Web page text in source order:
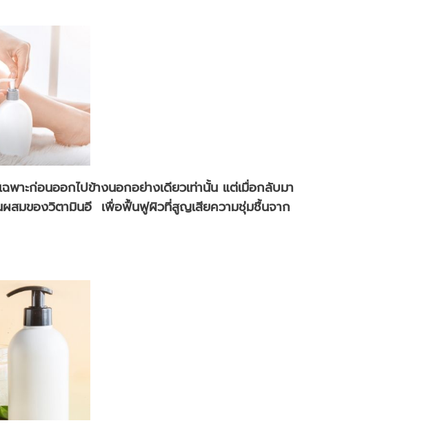
าะก่อนออกไปข้างนอกอย่างเดียวเท่านั้น แต่เมื่อกลับมา
ผสมของวิตามินอี เพื่อฟื้นฟูผิวที่สูญเสียความชุ่มชื้นจาก